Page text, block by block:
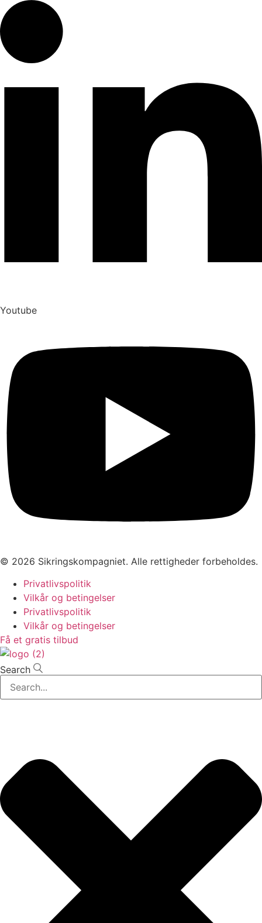
Youtube
© 2026 Sikringskompagniet. Alle rettigheder forbeholdes.
Privatlivspolitik
Vilkår og betingelser
Privatlivspolitik
Vilkår og betingelser
Få et gratis tilbud
Search